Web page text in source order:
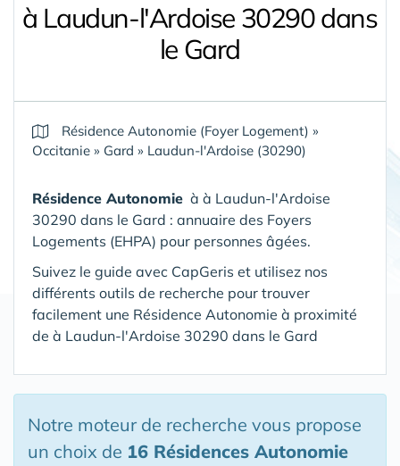
à Laudun-l'Ardoise 30290 dans
le Gard
Résidence Autonomie (Foyer Logement) »
Occitanie » Gard » Laudun-l'Ardoise (30290)
Résidence Autonomie à à Laudun-l'Ardoise
30290 dans le Gard : annuaire des Foyers
Logements (EHPA) pour personnes âgées.
Suivez le guide avec CapGeris et utilisez nos
différents outils de recherche pour trouver
facilement une Résidence Autonomie à proximité
de à Laudun-l'Ardoise 30290 dans le Gard
Notre moteur de recherche vous propose
un choix de 16 Résidences Autonomie